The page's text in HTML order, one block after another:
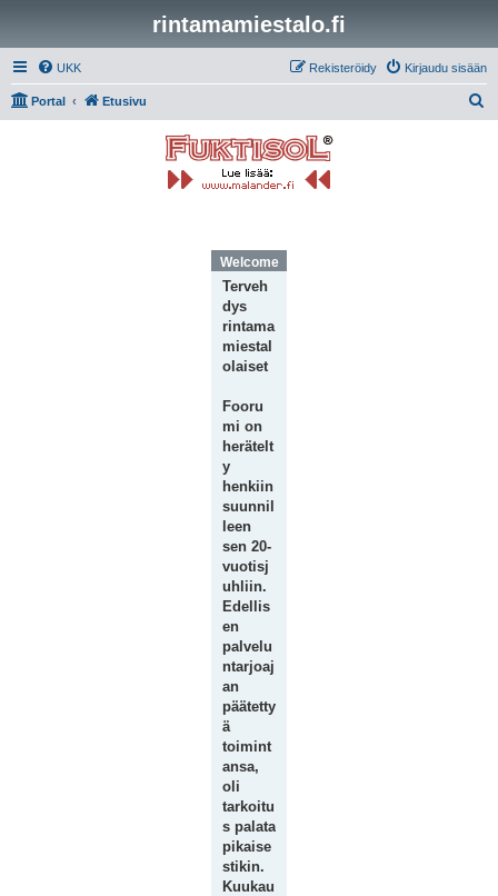
rintamamiestalo.fi
UKK Kirjaudu sisään
Rekisteröidy
Portal Etusivu
Welcome Message
Terveh
dys
rintama
miestal
olaiset
Fooru
mi on
herätelt
y
henkiin
suunnil
leen
sen 20-
vuotisj
uhliin.
Edellis
en
palvelu
ntarjoaj
an
päätetty
ä
toimint
ansa,
oli
tarkoitu
s palata
pikaise
stikin.
Kuukau